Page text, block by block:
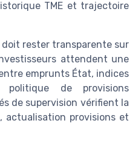
TME et trajectoire
rester transparente sur
attendent une
emprunts État, indices
de provisions
de supervision vérifient la
actualisation provisions et